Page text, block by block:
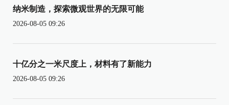
纳米制造，探索微观世界的无限可能
2026-08-05 09:26
十亿分之一米尺度上，材料有了新能力
2026-08-05 09:26